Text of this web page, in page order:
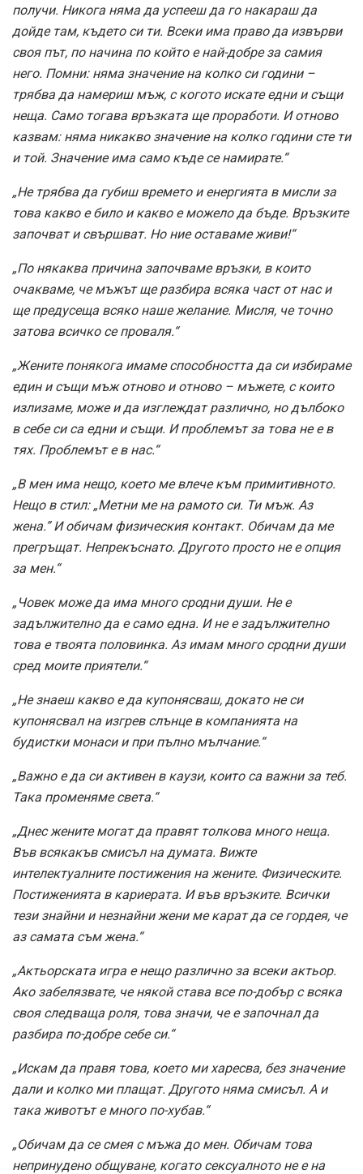
получи. Никога няма да успееш да го накараш да
дойде там, където си ти. Всеки има право да извърви
своя път, по начина по който е най-добре за самия
него. Помни: няма значение на колко си години –
трябва да намериш мъж, с когото искате едни и същи
неща. Само тогава връзката ще проработи. И отново
казвам: няма никакво значение на колко години сте ти
и той. Значение има само къде се намирате.“
„Не трябва да губиш времето и енергията в мисли за
това какво е било и какво е можело да бъде. Връзките
започват и свършват. Но ние оставаме живи!“
„По някаква причина започваме връзки, в които
очакваме, че мъжът ще разбира всяка част от нас и
ще предусеща всяко наше желание. Мисля, че точно
затова всичко се проваля.“
„Жените понякога имаме способността да си избираме
един и същи мъж отново и отново – мъжете, с които
излизаме, може и да изглеждат различно, но дълбоко
в себе си са едни и същи. И проблемът за това не е в
тях. Проблемът е в нас.“
„В мен има нещо, което ме влече към примитивното.
Нещо в стил: „Метни ме на рамото си. Ти мъж. Аз
жена.” И обичам физическия контакт. Обичам да ме
прегръщат. Непрекъснато. Другото просто не е опция
за мен.“
„Човек може да има много сродни души. Не е
задължително да е само една. И не е задължително
това е твоята половинка. Аз имам много сродни души
сред моите приятели.“
„Не знаеш какво е да купонясваш, докато не си
купонясвал на изгрев слънце в компанията на
будистки монаси и при пълно мълчание.“
„Важно е да си активен в каузи, които са важни за теб.
Така променяме света.“
„Днес жените могат да правят толкова много неща.
Във всякакъв смисъл на думата. Вижте
интелектуалните постижения на жените. Физическите.
Постиженията в кариерата. И във връзките. Всички
тези знайни и незнайни жени ме карат да се гордея, че
аз самата съм жена.“
„Актьорската игра е нещо различно за всеки актьор.
Ако забелязвате, че някой става все по-добър с всяка
своя следваща роля, това значи, че е започнал да
разбира по-добре себе си.“
„Искам да правя това, което ми харесва, без значение
дали и колко ми плащат. Другото няма смисъл. А и
така животът е много по-хубав.“
„Обичам да се смея с мъжа до мен. Обичам това
непринудено общуване, когато сексуалното не е на